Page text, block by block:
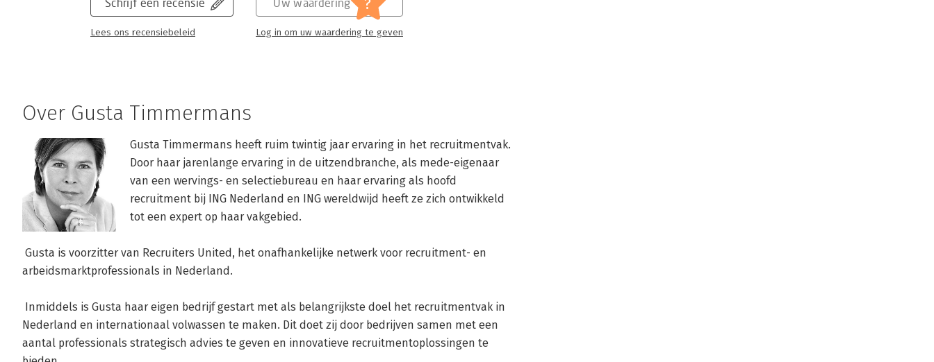
Schrijf een recensie
Lees ons recensiebeleid
Uw waardering
Log in om uw waardering te geven
Over Gusta Timmermans
Gusta Timmermans heeft ruim twintig jaar ervaring in het recruitmentvak.
Door haar jarenlange ervaring in de uitzendbranche, als mede-eigenaar
van een wervings- en selectiebureau en haar ervaring als hoofd
recruitment bij ING Nederland en ING wereldwijd heeft ze zich ontwikkeld
tot een expert op haar vakgebied.
arbeidsmarktprofessionals in Nederland.
Nederland en internationaal volwassen te maken. Dit doet zij door bedrijven samen met een
aantal professionals strategisch advies te geven en innovatieve recruitmentoplossingen te